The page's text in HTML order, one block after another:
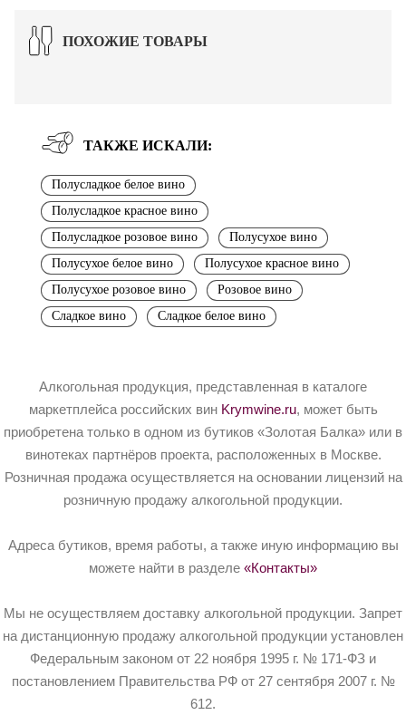
ПОХОЖИЕ ТОВАРЫ
ТАКЖЕ ИСКАЛИ:
Полусладкое белое вино
Полусладкое красное вино
Полусладкое розовое вино
Полусухое вино
Полусухое белое вино
Полусухое красное вино
Полусухое розовое вино
Розовое вино
Сладкое вино
Сладкое белое вино
Алкогольная продукция, представленная в каталоге
маркетплейса российских вин Krymwine.ru, может быть
приобретена только в одном из бутиков «Золотая Балка» или в
винотеках партнёров проекта, расположенных в Москве.
Розничная продажа осуществляется на основании лицензий на
розничную продажу алкогольной продукции.
Адреса бутиков, время работы, а также иную информацию вы
можете найти в разделе «Контакты»
Мы не осуществляем доставку алкогольной продукции. Запрет
на дистанционную продажу алкогольной продукции установлен
Федеральным законом от 22 ноября 1995 г. № 171-ФЗ и
постановлением Правительства РФ от 27 сентября 2007 г. №
612.